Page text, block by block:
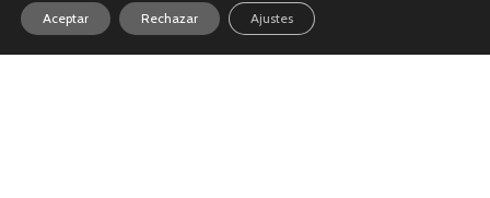
Aceptar Rechazar Ajustes